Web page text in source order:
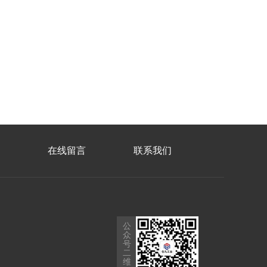
在线留言 联系我们
公
众
号
二
维